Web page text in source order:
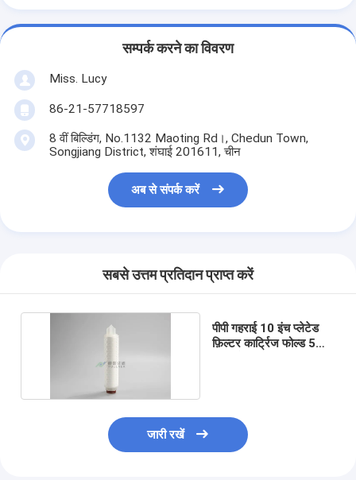
सम्पर्क करने का विवरण
Miss. Lucy
86-21-57718597
8 वीं बिल्डिंग, No.1132 Maoting Rd।, Chedun Town,
Songjiang District, शंघाई 201611, चीन
अब से संपर्क करें
सबसे उत्तम प्रतिदान प्राप्त करें
पीपी गहराई 10 इंच प्लेटेड
फ़िल्टर कार्ट्रिज फोल्ड 5
जारी रखें